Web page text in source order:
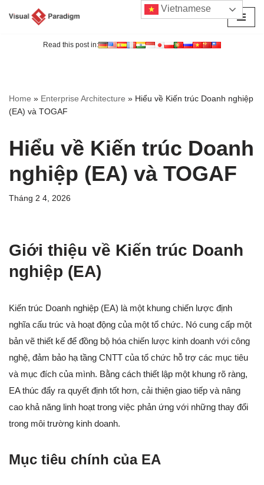
Read this post in:
Home » Enterprise Architecture » Hiểu về Kiến trúc Doanh nghiệp
(EA) và TOGAF
Hiểu về Kiến trúc Doanh
nghiệp (EA) và TOGAF
Tháng 2 4, 2026
Giới thiệu về Kiến trúc Doanh
nghiệp (EA)
Kiến trúc Doanh nghiệp (EA) là một khung chiến lược định
nghĩa cấu trúc và hoạt động của một tổ chức. Nó cung cấp một
bản vẽ thiết kế để đồng bộ hóa chiến lược kinh doanh với công
nghệ, đảm bảo hạ tầng CNTT của tổ chức hỗ trợ các mục tiêu
và mục đích của mình. Bằng cách thiết lập một khung rõ ràng,
EA thúc đẩy ra quyết định tốt hơn, cải thiện giao tiếp và nâng
cao khả năng linh hoạt trong việc phản ứng với những thay đổi
trong môi trường kinh doanh.
Mục tiêu chính của EA
Vietnamese